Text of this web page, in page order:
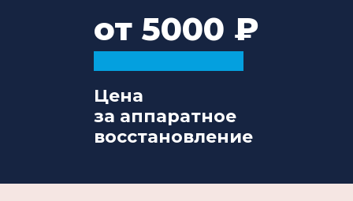
от 5000
Цена
за аппаратное
восстановление